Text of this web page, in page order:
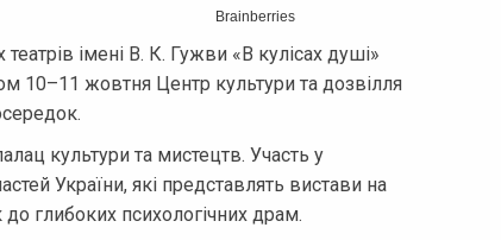
імені В. К. Гужви «В кулісах душі»
10–11 жовтня Центр культури та дозвілля
культури та мистецтв. Участь у
України, які представлять вистави на
глибоких психологічних драм.